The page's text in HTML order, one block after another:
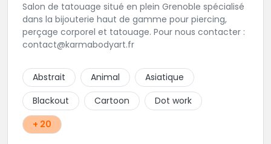
Salon de tatouage situé en plein Grenoble spécialisé
dans la bijouterie haut de gamme pour piercing,
perçage corporel et tatouage. Pour nous contacter :
contact@karmabodyart.fr
Abstrait Animal
Asiatique
Blackout
Cartoon
Dot work
+ 20